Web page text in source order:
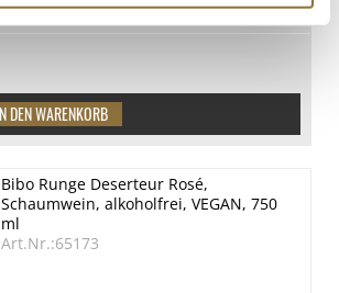
LEBENSMITTELKENNZEICHNUNGEN
Bibo Runge Deserteur Rosé,
Schaumwein, alkoholfrei, VEGAN, 750
ml
Art.Nr.:65173